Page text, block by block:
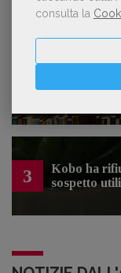
consulta la
Spammy,
sono gli
3
Kobo ha
sospetto